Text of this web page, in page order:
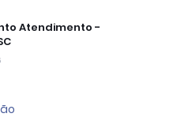
Atendimento -